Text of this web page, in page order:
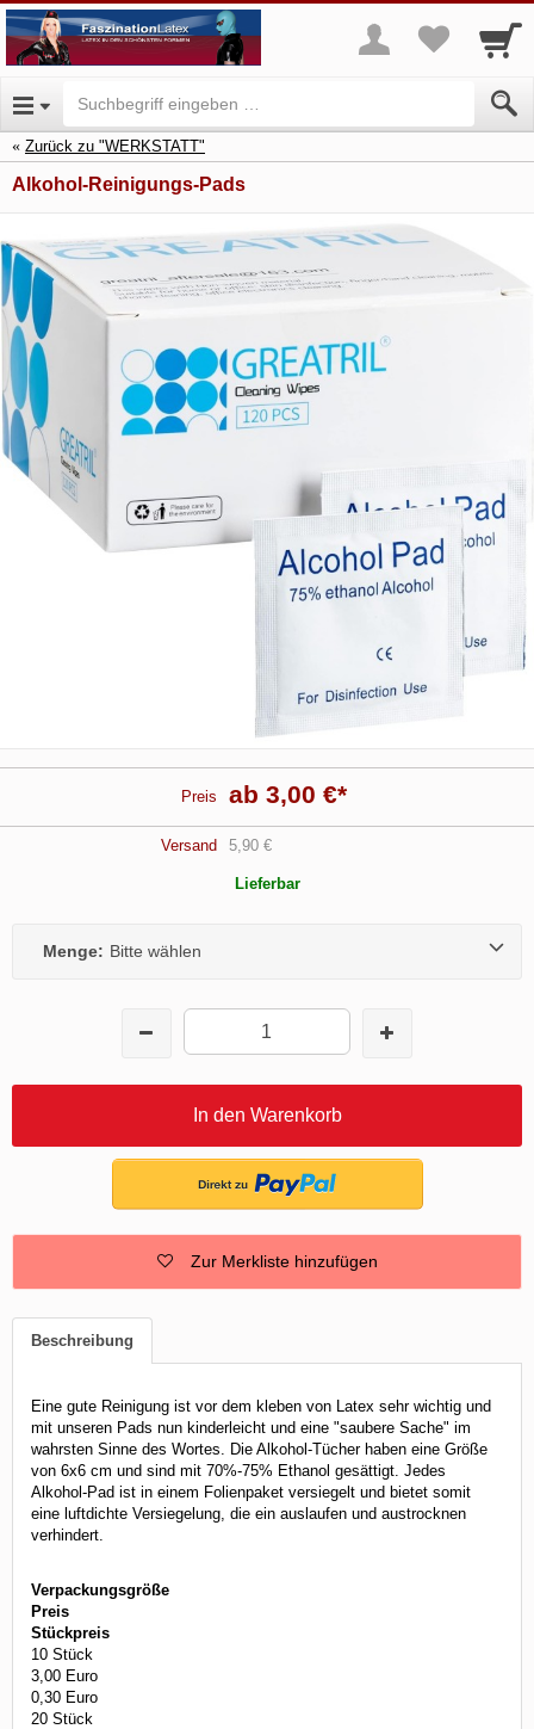
Zurück zu "WERKSTATT"
Alkohol-Reinigungs-Pads
Preis ab 3,00 €*
Versand 5,90 €
Lieferbar
Menge: Bitte wählen
In den Warenkorb
Zur Merkliste hinzufügen
Beschreibung
Eine gute Reinigung ist vor dem kleben von Latex sehr wichtig und
mit unseren Pads nun kinderleicht und eine "saubere Sache" im
wahrsten Sinne des Wortes. Die Alkohol-Tücher haben eine Größe
von 6x6 cm und sind mit 70%-75% Ethanol gesättigt. Jedes
Alkohol-Pad ist in einem Folienpaket versiegelt und bietet somit
eine luftdichte Versiegelung, die ein auslaufen und austrocknen
verhindert.
Verpackungsgröße
Preis
Stückpreis
10 Stück
3,00 Euro
0,30 Euro
20 Stück